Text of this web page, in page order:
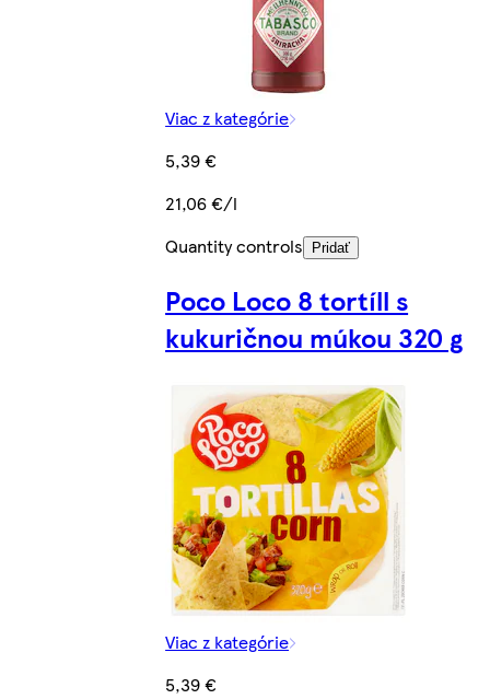
Viac z kategórie
5,39 €
21,06 €/l
Quantity controls
Pridať
Poco Loco 8 tortíll s
kukuričnou múkou 320 g
Viac z kategórie
5,39 €